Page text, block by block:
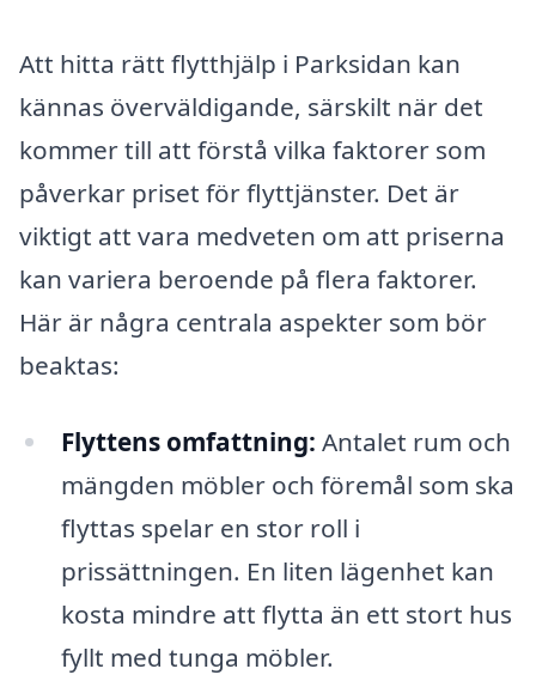
Att hitta rätt flytthjälp i Parksidan kan
kännas överväldigande, särskilt när det
kommer till att förstå vilka faktorer som
påverkar priset för flyttjänster. Det är
viktigt att vara medveten om att priserna
kan variera beroende på flera faktorer.
Här är några centrala aspekter som bör
beaktas:
Flyttens omfattning: Antalet rum och
mängden möbler och föremål som ska
flyttas spelar en stor roll i
prissättningen. En liten lägenhet kan
kosta mindre att flytta än ett stort hus
fyllt med tunga möbler.